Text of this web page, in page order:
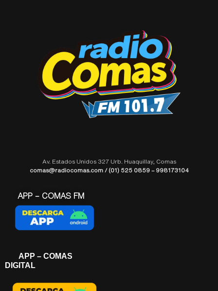
Av. Estados Unidos 327 Urb. Huaquillay, Comas
comas@radiocomas.com / (01) 525 0859 – 998173104
APP – COMAS FM
APP – COMAS
DIGITAL